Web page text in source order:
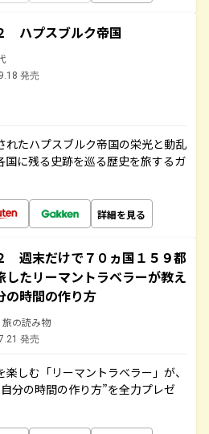
ハプスブルク帝国
発売
れたハプスブルク帝国の栄光と動乱
国に残る史跡を巡る歴史を旅するガ
詳細を見る
週末だけで７０ヵ国１５９都
したリーマントラベラーが教え
の時間の作り方
旅の読み物
発売
しむ「リーマントラベラー」が、
分の時間の作り方”を全力プレゼ